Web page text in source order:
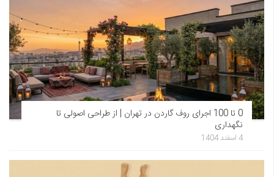
0 تا 100 اجرای روف گاردن در تهران | از طراحی اصولی تا
نگهداری
4 اسفند 1404